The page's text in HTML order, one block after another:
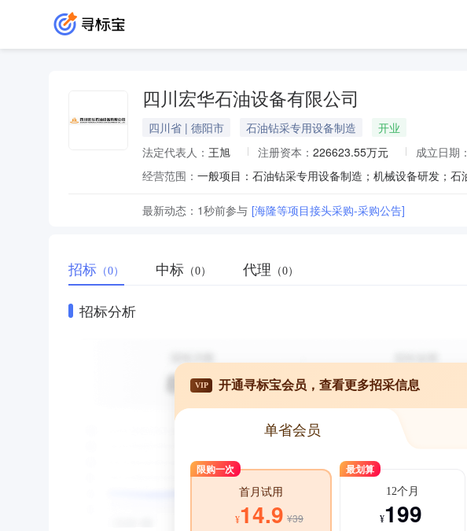
四川宏华石油设备有限公司
四川省 | 德阳市 石油钻采专用设备制造
开业
法定代表人： 王旭 注册资本： 226623.55万元 成立日期：
经营范围：
最新动态： 1秒前参与 [海隆等项目接头采购-采购公告]
招标 （0） 中标 （0） 代理 （0）
招标分析
VIP 开通寻标宝会员，查看更多招采信息
单省会员
限购一次
首月试用
¥14.9 ¥39
最划算
12个月
¥199